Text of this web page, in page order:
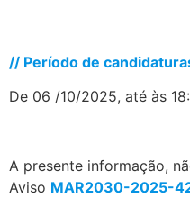
// Período de
De 06 /10/2025, até às
A presente informação,
Aviso MAR2030-2025-